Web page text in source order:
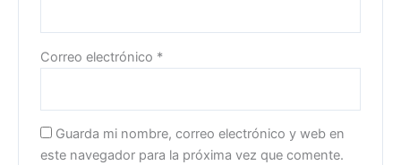
Correo electrónico *
Guarda mi nombre, correo electrónico y web en
este navegador para la próxima vez que comente.